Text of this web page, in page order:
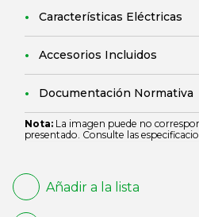
Características Eléctricas
Accesorios Incluidos
Documentación Normativa
Nota: La imagen puede no
presentado. Consulte las
Añadir a la lista